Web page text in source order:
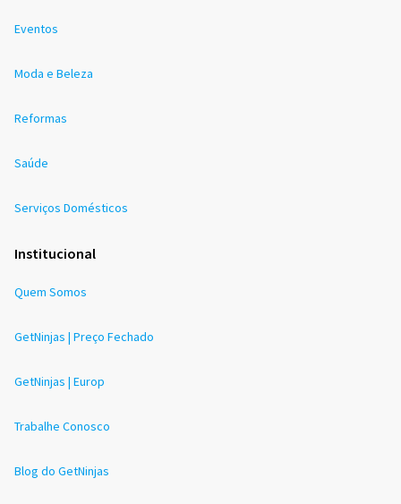
Eventos
Moda e Beleza
Reformas
Saúde
Serviços Domésticos
Institucional
Quem Somos
GetNinjas | Preço Fechado
GetNinjas | Europ
Trabalhe Conosco
Blog do GetNinjas